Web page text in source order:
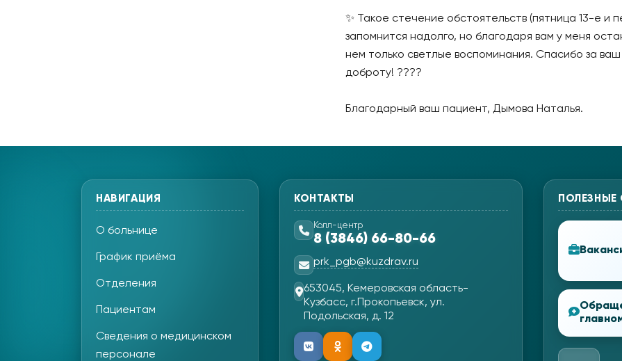
✨ Такое стечение обстоятельств (пятница 13-е и
запомнится надолго, но благодаря вам у меня
нем только светлые воспоминания. Спасибо за
доброту! ????
Благодарный ваш пациент, Дымова Наталья.
НАВИГАЦИЯ
О больнице
График приёма
Отделения
Пациентам
Сведения о медицинском
персонале
КОНТАКТЫ
Колл-центр
8 (3846) 66-80-66
prk_pgb@kuzdrav.ru
653045, Кемеровская область-
Кузбасс, г.Прокопьевск, ул.
Подольская, д. 12
ПОЛЕЗНЫЕ